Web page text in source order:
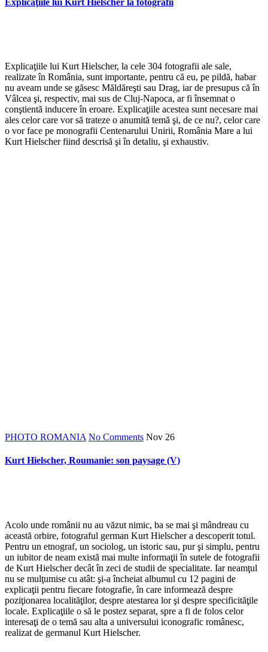
Explicaţiile lui Kurt Hielscher la fotografii
Explicaţiile lui Kurt Hielscher, la cele 304 fotografii ale sale,
realizate în România, sunt importante, pentru că eu, pe pildă, habar
nu aveam unde se găsesc Măldăreşti sau Drag, iar de presupus că în
Vâlcea şi, respectiv, mai sus de Cluj-Napoca, ar fi însemnat o
conştientă inducere în eroare. Explicaţiile acestea sunt necesare mai
ales celor care vor să trateze o anumită temă şi, de ce nu?, celor care
o vor face pe monografii Centenarului Unirii, România Mare a lui
Kurt Hielscher fiind descrisă şi în detaliu, şi exhaustiv.
PHOTO ROMANIA No Comments Nov 26
Kurt Hielscher, Roumanie: son paysage (V)
Acolo unde românii nu au văzut nimic, ba se mai şi mândreau cu
această orbire, fotograful german Kurt Hielscher a descoperit totul.
Pentru un etnograf, un sociolog, un istoric sau, pur şi simplu, pentru
un iubitor de neam există mai multe informaţii în sutele de fotografii
de Kurt Hielscher decât în zeci de studii de specialitate. Iar neamţul
nu se mulţumise cu atât: şi-a încheiat albumul cu 12 pagini de
explicaţii pentru fiecare fotografie, în care informează despre
poziţionarea localităţilor, despre atestarea lor şi despre specificităţile
locale. Explicaţiile o să le postez separat, spre a fi de folos celor
interesaţi de o temă sau alta a universului iconografic românesc,
realizat de germanul Kurt Hielscher.